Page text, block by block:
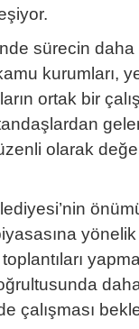
sürecin daha
kurumları,
ortak bir
olarak
çalışması